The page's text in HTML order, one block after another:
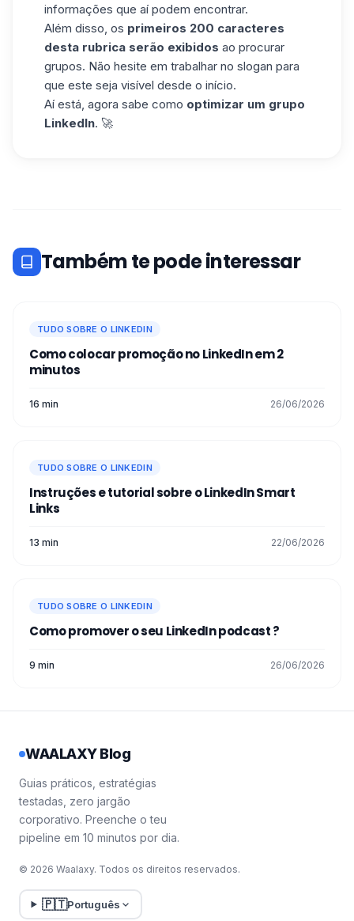
informações que aí podem encontrar.
Além disso, os primeiros 200 caracteres
desta rubrica serão exibidos ao procurar
grupos. Não hesite em trabalhar no slogan para
que este seja visível desde o início.
Aí está, agora sabe como optimizar um grupo
LinkedIn. 🚀
Também te pode interessar
TUDO SOBRE O LINKEDIN
Como colocar promoção no LinkedIn em 2
minutos
16 min 26/06/2026
TUDO SOBRE O LINKEDIN
Instruções e tutorial sobre o LinkedIn Smart
Links
13 min 22/06/2026
TUDO SOBRE O LINKEDIN
Como promover o seu LinkedIn podcast ?
9 min 26/06/2026
WAALAXY Blog
Guias práticos, estratégias
testadas, zero jargão
corporativo. Preenche o teu
pipeline em 10 minutos por dia.
© 2026 Waalaxy. Todos os direitos reservados.
🇵🇹Português